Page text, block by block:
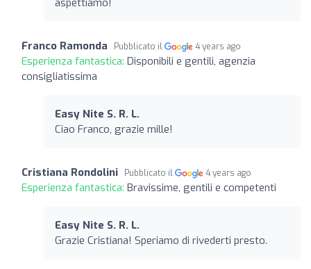
Franco Ramonda Pubblicato il 4 years ago
Esperienza fantastica: Disponibili e gentili, agenzia
consigliatissima
Easy Nite S. R. L.
Ciao Franco, grazie mille!
Cristiana Rondolini Pubblicato il 4 years ago
Esperienza fantastica: Bravissime, gentili e competenti
Easy Nite S. R. L.
Grazie Cristiana! Speriamo di rivederti presto.